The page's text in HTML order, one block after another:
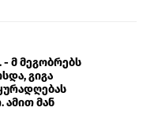
- მ მეგობრებს
გიგა
ამით მან
ავალიანს“